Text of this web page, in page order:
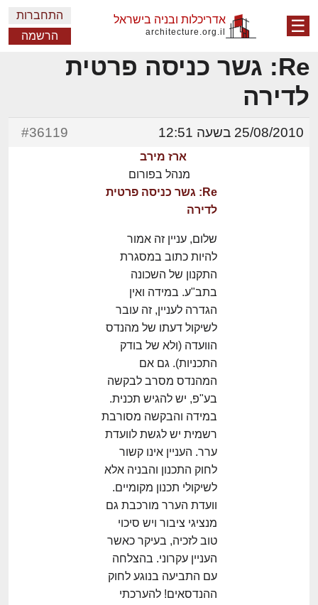
☰ אדריכלות ובניה בישראל
architecture.org.il
התחברות
הרשמה
Re: גשר כניסה פרטית
לדירה
25/08/2010 בשעה 12:51 #36119
ארז מירב
מנהל בפורום
Re: גשר כניסה פרטית
לדירה
שלום, עניין זה אמור
להיות כתוב במסגרת
התקנון של השכונה
בתב"ע. במידה ואין
הגדרה לעניין, זה עובר
לשיקול דעתו של מהנדס
הוועדה (ולא של בודק
התכניות). גם אם
המהנדס מסרב לבקשה
בע"פ, יש להגיש תכנית.
במידה והבקשה מסורבת
רשמית יש לגשת לוועדת
ערר. העניין אינו קשור
לחוק התכנון והבניה אלא
לשיקולי תכנון מקומיים.
וועדת הערר מורכבת גם
מנציגי ציבור ויש סיכוי
טוב לזכיה, בעיקר כאשר
העניין עקרוני. בהצלחה
עם התביעה בנוגע לחוק
ההנדסאים! להערכתי